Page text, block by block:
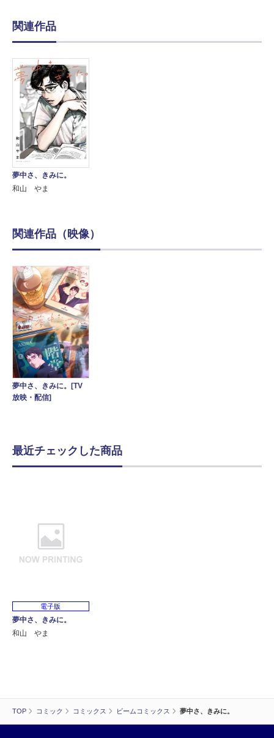
TOP コミック コミックス ビームコミックス 夢中さ、きみに。
関連作品
夢中さ、きみに。
和山 やま
関連作品（映像）
夢中さ、きみに。[TV
放映・配信]
最近チェックした商品
電子版
夢中さ、きみに。
和山 やま